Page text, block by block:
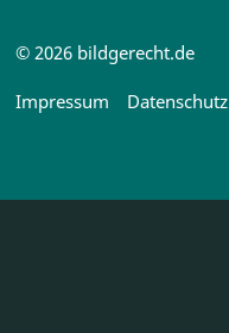
© 2026 bildgerecht.de
Impressum Datenschutz